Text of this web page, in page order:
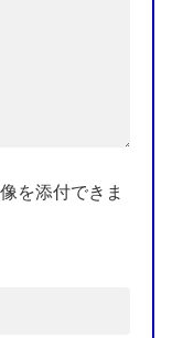
を添付できま